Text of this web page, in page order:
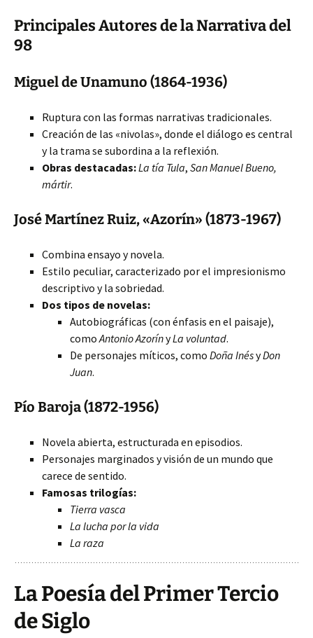
Principales Autores de la Narrativa del
98
Miguel de Unamuno (1864-1936)
Ruptura con las formas narrativas tradicionales.
Creación de las «nivolas», donde el diálogo es central
y la trama se subordina a la reflexión.
Obras destacadas:La tía Tula, San Manuel Bueno,
mártir.
José Martínez Ruiz, «Azorín» (1873-1967)
Combina ensayo y novela.
Estilo peculiar, caracterizado por el impresionismo
descriptivo y la sobriedad.
Dos tipos de novelas:
Autobiográficas (con énfasis en el paisaje),
comoAntonio AzorínyLa voluntad.
De personajes míticos, como Doña InésyDon
Juan.
Pío Baroja (1872-1956)
Novela abierta, estructurada en episodios.
Personajes marginados y visión de un mundo que
carece de sentido.
Famosas trilogías:
Tierra vasca
La lucha por la vida
La raza
La Poesía del Primer Tercio
de Siglo